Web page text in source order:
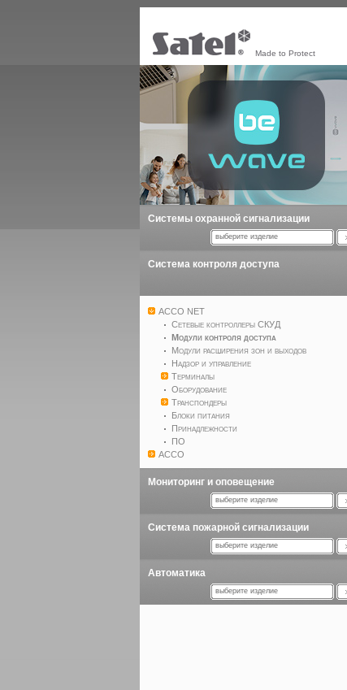
Made to Protect
Системы охранной сигнализации
выберите изделие
Система контроля доступа
ACCO NET
Сетевые контроллеры СКУД
Модули контроля доступа
Модули расширения зон и выходов
Надзор и управление
Терминалы
Оборудование
Транспондеры
Блоки питания
Принадлежности
ПО
ACCO
Мониторинг и оповещение
выберите изделие
Система пожарной сигнализации
выберите изделие
Автоматика
выберите изделие